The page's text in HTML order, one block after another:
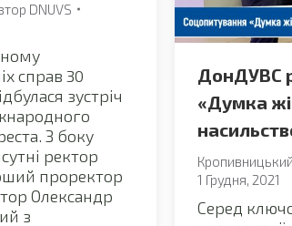
DNUVS
справ 30
зустріч
З боку
ректор
проректор
Олександр
з
ДонДУВС
«Думка
Кропивницький
1 Грудня, 2021
Серед